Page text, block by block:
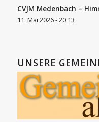
CVJM Medenbach –
11. Mai 2026 - 20:13
UNSERE